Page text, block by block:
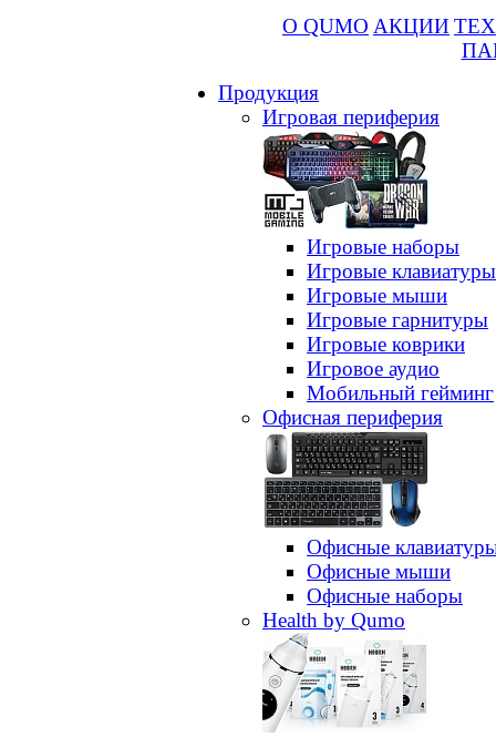
О QUMO АКЦИИ
Продукция
Игровая периферия
Игровые наборы
Игровые клавиатуры
Игровые мыши
Игровые гарнитуры
Игровые коврики
Игровое аудио
Мобильный гейминг
Офисная периферия
Офисные
Офисные мыши
Офисные наборы
Health by Qumo